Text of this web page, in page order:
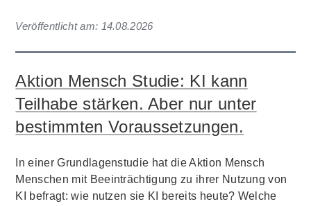
Veröffentlicht am: 14.08.2026
Aktion Mensch Studie: KI kann
Teilhabe stärken. Aber nur unter
bestimmten Voraussetzungen.
In einer Grundlagenstudie hat die Aktion Mensch
Menschen mit Beeinträchtigung zu ihrer Nutzung von
KI befragt: wie nutzen sie KI bereits heute? Welche